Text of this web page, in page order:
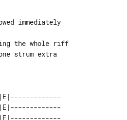
immediately
the whole riff